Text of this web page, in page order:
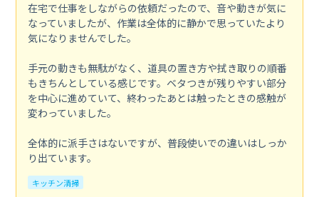
在宅で仕事をしながらの依頼だったので、音や動きが気に
なっていましたが、作業は全体的に静かで思っていたより
気になりませんでした。
手元の動きも無駄がなく、道具の置き方や拭き取りの順番
もきちんとしている感じです。ベタつきが残りやすい部分
を中心に進めていて、終わったあとは触ったときの感触が
変わっていました。
全体的に派手さはないですが、普段使いでの違いはしっか
り出ています。
キッチン清掃